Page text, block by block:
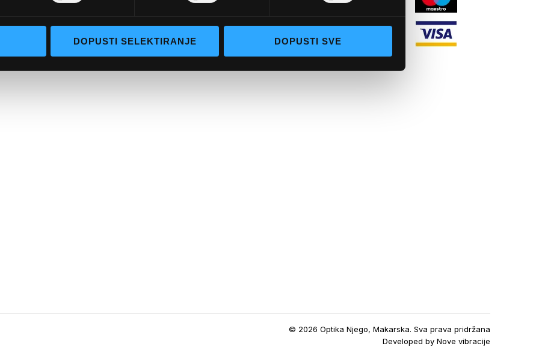
DOPUSTI SELEKTIRANJE DOPUSTI SVE
© 2026 Optika Njego, Makarska. Sva prava pridržana
Developed byNove vibracije